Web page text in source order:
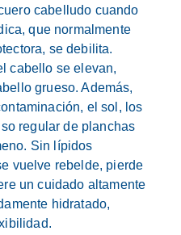
cabelludo cuando
que normalmente
se debilita.
cabello se elevan,
grueso. Además,
el sol, los
regular de planchas
Sin lípidos
vuelve rebelde, pierde
un cuidado altamente
hidratado,